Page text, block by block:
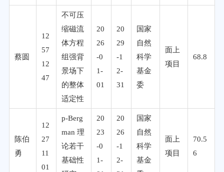
蔡圆
12
57
12
47
不可压
缩磁流
体方程
组强背
景场下
的整体
适定性
20
26
-0
1-
01
20
29
-1
2-
31
国家
自然
科学
基金
委
面上
项目
68.8
陈伯
勇
12
27
11
01
p-Berg
man 理
论若干
基础性
20
23
-0
1-
20
26
-1
2-
国家
自然
科学
基金
面上
项目
70.5
6